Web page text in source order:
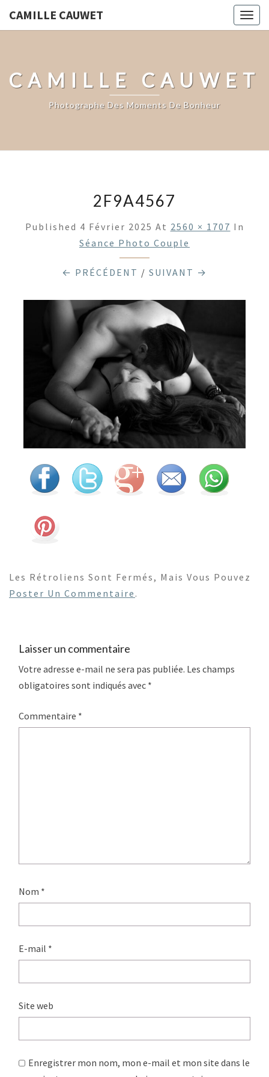
CAMILLE CAUWET
CAMILLE CAUWET
Photographe Des Moments De Bonheur
2F9A4567
Published 4 Février 2025 At 2560 × 1707 In
Séance Photo Couple
← PRÉCÉDENT / SUIVANT →
Les Rétroliens Sont Fermés, Mais Vous Pouvez
Poster Un Commentaire .
Laisser un commentaire
Votre adresse e-mail ne sera pas publiée. Les champs
obligatoires sont indiqués avec *
Commentaire *
Nom *
E-mail *
Site web
Enregistrer mon nom, mon e-mail et mon site dans le